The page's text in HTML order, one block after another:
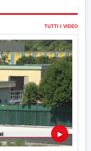
TUTTI I VIDEO
▶